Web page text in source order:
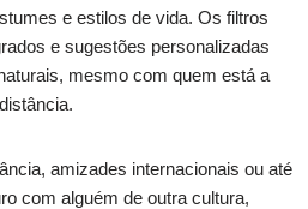
e estilos de vida. Os filtros
e sugestões personalizadas
mesmo com quem está a
amizades internacionais ou até
com alguém de outra cultura,